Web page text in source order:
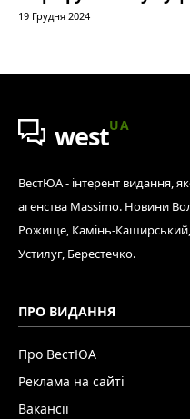
19 Грудня 2024
westUA
ВестЮА - інтерент видання,
агенства Massimo. Новини
Рожище, Камінь-
Устилуг, Берестечко.
ПРО ВИДАННЯ
Про ВестЮА
Реклама на сайті
Вакансії